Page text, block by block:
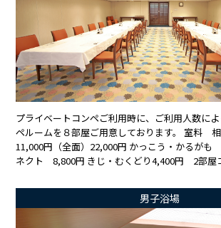
プライベートコンペご利用時に、ご利用人数に
ペルームを８部屋ご用意しております。 室料 相
11,000円（全面）22,000円 かっこう・かるが
ネクト 8,800円 きじ・むくどり4,400円 2部
男子浴場